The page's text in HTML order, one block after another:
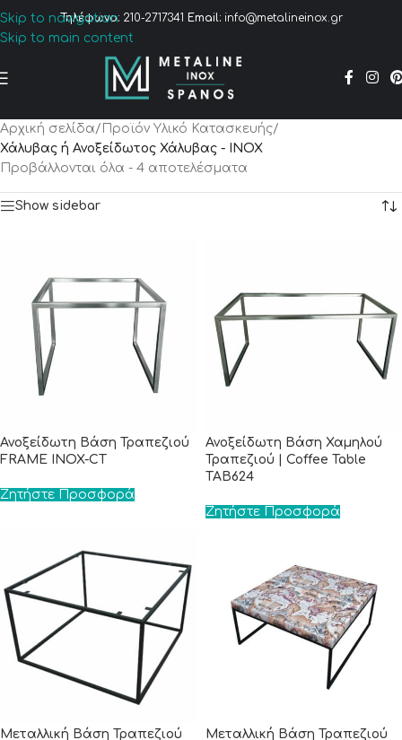
Skip to navigation
Skip to main content
Τηλέφωνο: 210-2717341 Email:info@metalineinox.gr
Αρχική σελίδα/ Προϊόν Υλικό Κατασκευής/
Χάλυβας ή Ανοξείδωτος Χάλυβας - INOX
Προβάλλονται όλα - 4 αποτελέσματα
Show sidebar
Ανοξείδωτη Βάση Τραπεζιού
FRAME INOX-CT
Ζητήστε Προσφορά
Ανοξείδωτη Βάση Χαμηλού
Τραπεζιού | Coffee Table
TAB624
Ζητήστε Προσφορά
Μεταλλική Βάση Τραπεζιού
Μεταλλική Βάση Τραπεζιού